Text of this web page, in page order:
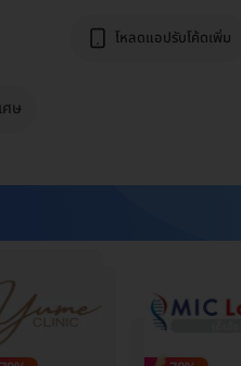
โหลดแอปรับโค้ดเพิ่ม
ษ